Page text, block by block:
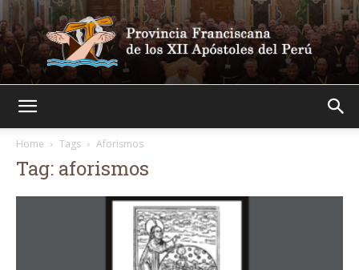
Home
Tags Aforismos
Tag: aforismos